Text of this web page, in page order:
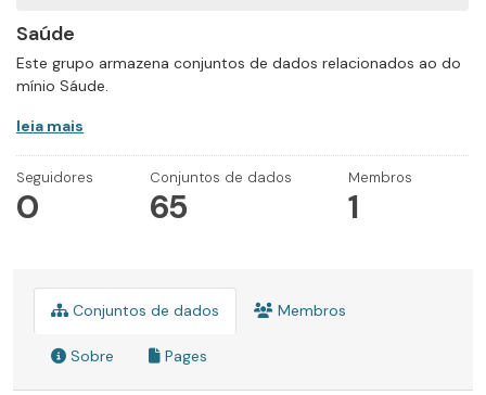
Saúde
Este grupo armazena conjuntos de dados relacionados ao do
mínio Sáude.
leia mais
Seguidores
0
Conjuntos de dados
65
Membros
1
Conjuntos de dados Membros
Sobre Pages